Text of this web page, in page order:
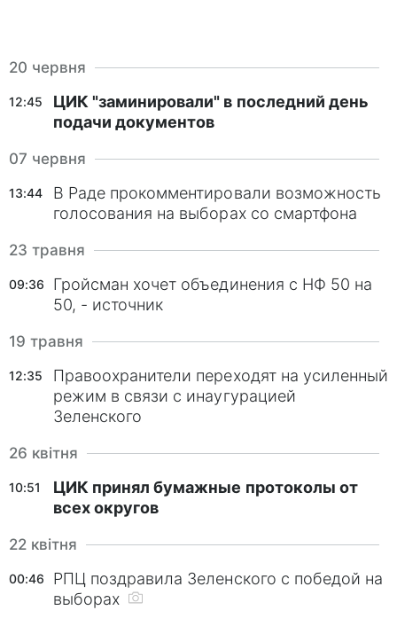
першому етапі голосування. Забороняється
участь у виборах партійних блоків. У
партійному списку повинно бути присутні не
менше 30% представників однієї статі. При
минулих кандидатів визначається відповідно
до числа голосів відданих за депутата в
окремому окрузі.
Як проходило голосування
Явка виборців 25 жовтня 2015 року склала
46,61%. Вибори не проводилися на
окупованих територіях Донецької та
Луганської області, а також в Криму. До
участі в виборах ЦВК допустила 132 партії.
У 29 містах України був призначений другий
тур голосування в зв'язку з тим, що жоден з
кандидатів на посаду міського голови не
В цілому по країні, лідируюче місце на
20 червня
12:45
ЦИК "заминировали" в последний день
подачи документов
07 червня
13:44
В Раде прокомментировали возможность
голосования на выборах со смартфона
23 травня
09:36
Гройсман хочет объединения с НФ 50 на
50, - источник
19 травня
12:35
Правоохранители переходят на усиленный
режим в связи с инаугурацией
Зеленского
26 квітня
10:51
ЦИК принял бумажные протоколы от
всех округов
22 квітня
00:46
РПЦ поздравила Зеленского с победой на
выборах